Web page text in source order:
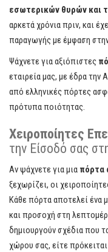
εσωτερικών θυρών και
αρκετά χρόνια πριν, και
παραγωγής με έμφαση
Ψάχνετε για αξιόπιστες
εταιρεία μας, με έδρα την
από ελληνικές πόρτες
πρότυπα ποιότητας.
Χειροποίητες
την Είσοδό σας
Αν ψάχνετε για μια πόρτα
ξεχωρίζει, οι
Κάθε πόρτα αποτελεί ένα
και προσοχή στη
δημιουργούν σχέδια που
χώρου σας, είτε